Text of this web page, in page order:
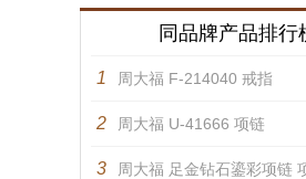
同品牌产品排行
1 周大福 F-214040 戒指
2 周大福 U-41666 项链
3 周大福 足金钻石鎏彩项链